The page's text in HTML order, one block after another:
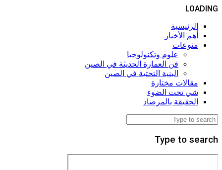
LOADING
الرئيسية
أهم الأخبار
منوعات
علوم وتكنولوجيا
فن العمارة الحديثة في الصين
البنية التحتية في الصين
مقالات مختارة
شي تحت الضوء
الحقيقة بالمرصاد
Type to search